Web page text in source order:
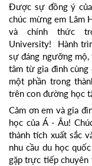
Được sự đồng ý
chúc mừng em Lâm
và chính thức
University! Hành
sự đáng ngưỡng
tâm từ gia đình
một phần trong
trên con đường học
Cảm ơn em và gia
học của Á - Âu!
thành tích xuất sắc
nhu cầu du học
gặp trực tiếp chuyên